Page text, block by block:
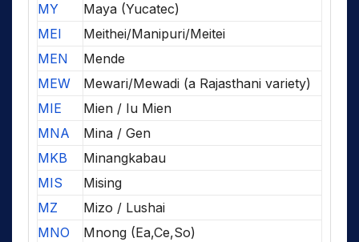
MY
Maya (Yucatec)
MEI
Meithei/Manipuri/Meitei
MEN
Mende
MEW
Mewari/Mewadi (a Rajasthani variety)
MIE
Mien / Iu Mien
MNA
Mina / Gen
MKB
Minangkabau
MIS
Mising
MZ
Mizo / Lushai
MNO
Mnong (Ea,Ce,So)